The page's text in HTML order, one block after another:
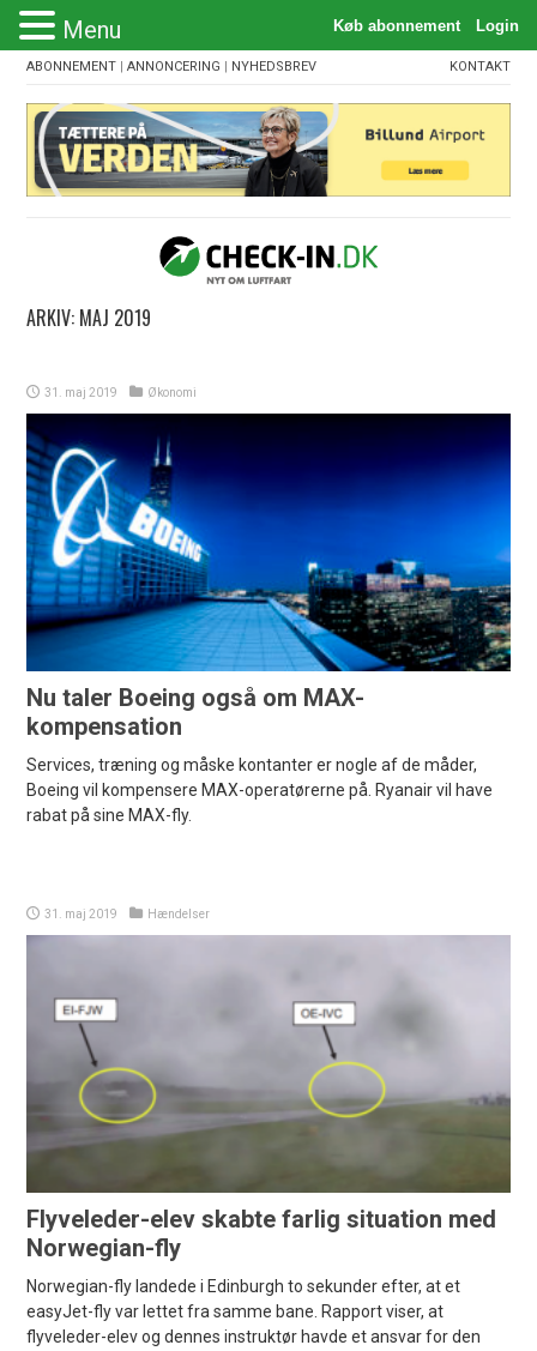
ABONNEMENT |ANNONCERING | NYHEDSBREV KONTAKT
ARKIV: MAJ 2019
31. maj 2019 Økonomi
Nu taler Boeing også om MAX-
kompensation
Services, træning og måske kontanter er nogle af de måder,
Boeing vil kompensere MAX-operatørerne på. Ryanair vil have
rabat på sine MAX-fly.
31. maj 2019 Hændelser
Flyveleder-elev skabte farlig situation med
Norwegian-fly
Norwegian-fly landede i Edinburgh to sekunder efter, at et
easyJet-fly var lettet fra samme bane. Rapport viser, at
flyveleder-elev og dennes instruktør havde et ansvar for den
Menu